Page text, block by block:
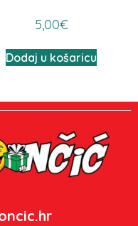
5,00€
Dodaj u košaricu